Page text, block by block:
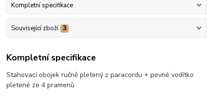
Kompletní specifikace
Související zboží 3
Kompletní specifikace
Stahovací obojek ručně pletený z paracordu + pevné vodítko
pletené ze 4 pramenů